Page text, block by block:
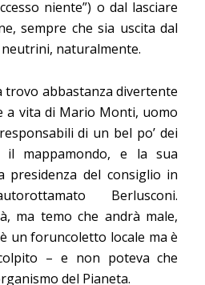
niente”) o dal lasciare
sempre che sia uscita dal
naturalmente.
trovo abbastanza divertente
a vita di Mario Monti, uomo
di un bel po’ dei
mappamondo, e la sua
presidenza del consiglio in
Berlusconi.
ma temo che andrà male,
un foruncoletto locale ma è
– e non poteva che
del Pianeta.